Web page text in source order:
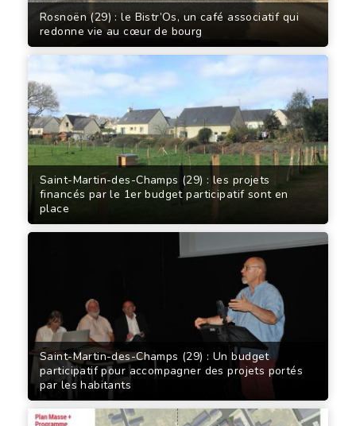
Rosnoën (29) : le Bistr’Os, un café associatif qui
redonne vie au cœur de bourg
Saint-Martin-des-Champs (29) : les projets
financés par le 1er budget participatif sont en
place
Saint-Martin-des-Champs (29) : Un budget
participatif pour accompagner des projets portés
par les habitants